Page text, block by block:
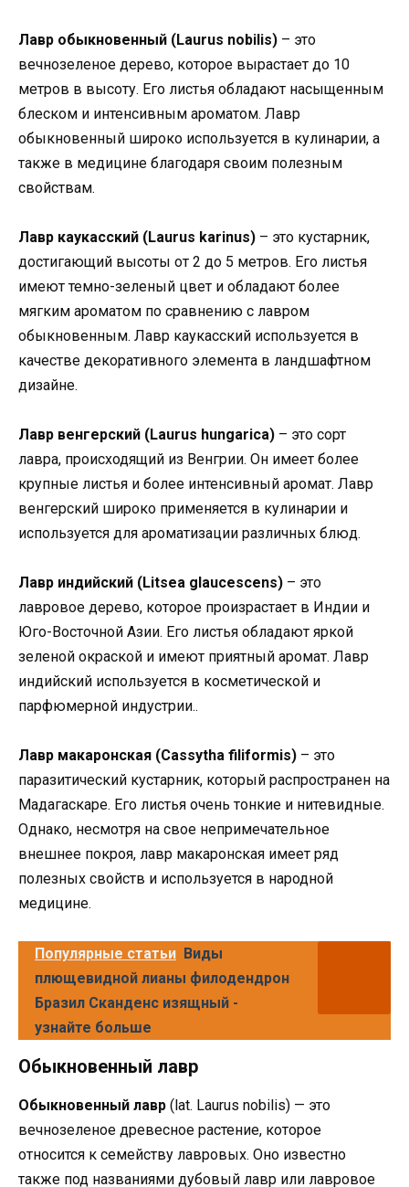
Лавр обыкновенный (Laurus nobilis) – это
вечнозеленое дерево, которое вырастает до 10
метров в высоту. Его листья обладают насыщенным
блеском и интенсивным ароматом. Лавр
обыкновенный широко используется в кулинарии, а
также в медицине благодаря своим полезным
свойствам.
Лавр каукасский (Laurus karinus) – это кустарник,
достигающий высоты от 2 до 5 метров. Его листья
имеют темно-зеленый цвет и обладают более
мягким ароматом по сравнению с лавром
обыкновенным. Лавр каукасский используется в
качестве декоративного элемента в ландшафтном
дизайне.
Лавр венгерский (Laurus hungarica) – это сорт
лавра, происходящий из Венгрии. Он имеет более
крупные листья и более интенсивный аромат. Лавр
венгерский широко применяется в кулинарии и
используется для ароматизации различных блюд.
Лавр индийский (Litsea glaucescens) – это
лавровое дерево, которое произрастает в Индии и
Юго-Восточной Азии. Его листья обладают яркой
зеленой окраской и имеют приятный аромат. Лавр
индийский используется в косметической и
парфюмерной индустрии..
Лавр макаронская (Cassytha filiformis) – это
паразитический кустарник, который распространен на
Мадагаскаре. Его листья очень тонкие и нитевидные.
Однако, несмотря на свое непримечательное
внешнее покроя, лавр макаронская имеет ряд
полезных свойств и используется в народной
медицине.
Популярные статьи Виды
плющевидной лианы филодендрон
Бразил Сканденс изящный -
узнайте больше
Обыкновенный лавр
Обыкновенный лавр (lat. Laurus nobilis) — это
вечнозеленое древесное растение, которое
относится к семейству лавровых. Оно известно
также под названиями дубовый лавр или лавровое